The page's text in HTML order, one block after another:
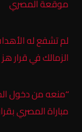
موقعة المصري
لم تشفع له
الزمالك في قرار
“منعه من دخول
مباراة المصري